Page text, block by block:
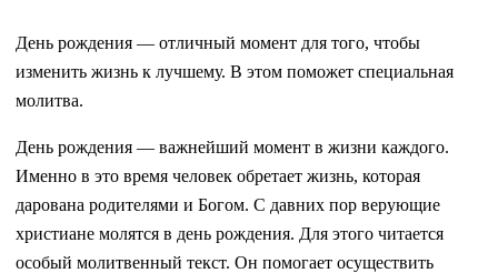
День рождения — отличный момент для того, чтобы
изменить жизнь к лучшему. В этом поможет специальная
молитва.
День рождения — важнейший момент в жизни каждого.
Именно в это время человек обретает жизнь, которая
дарована родителями и Богом. С давних пор верующие
христиане молятся в день рождения. Для этого читается
особый молитвенный текст. Он помогает осуществить